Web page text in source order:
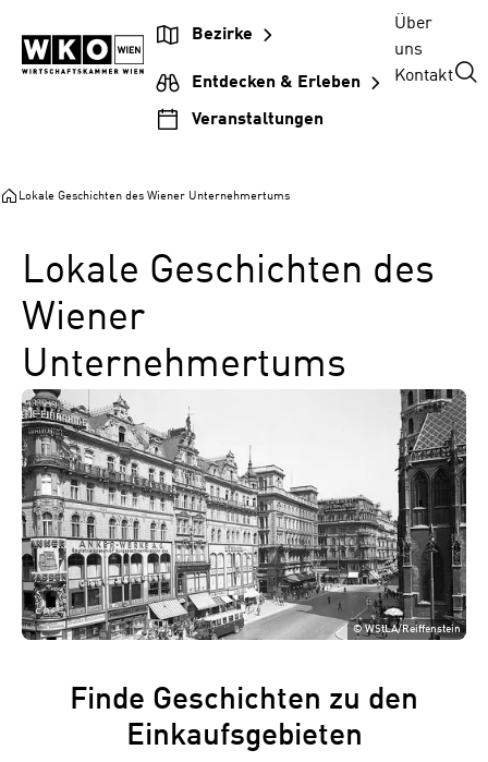
Inhalt
springen
Hauptnavigation
springen
Footer
springen
Bezirke
Entdecken & Erleben
Veranstaltungen
Über
uns
Kontakt
Lokale Geschichten des Wiener Unternehmertums
Lokale Geschichten des
Wiener
Unternehmertums
©WStLA/Reiffenstein
Finde Geschichten zu den
Einkaufsgebieten